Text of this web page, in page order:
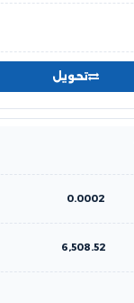
تحويل
0.0002
6,508.52